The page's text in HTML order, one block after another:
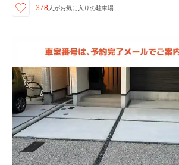
378 人がお気に入りの駐車場